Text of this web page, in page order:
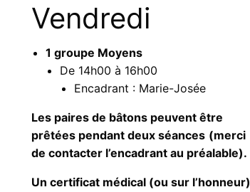
Vendredi
1 groupe Moyens
De 14h00 à 16h00
Encadrant : Marie-Josée
Les paires de bâtons peuvent être
prêtées pendant deux séances (merci
de contacter l’encadrant au préalable).
Un certificat médical (ou sur l’honneur)